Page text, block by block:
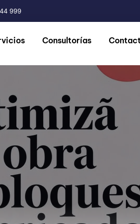
999
Consultorías